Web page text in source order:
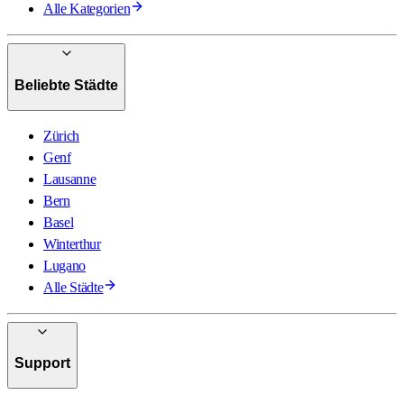
Alle Kategorien
Beliebte Städte
Zürich
Genf
Lausanne
Bern
Basel
Winterthur
Lugano
Alle Städte
Support